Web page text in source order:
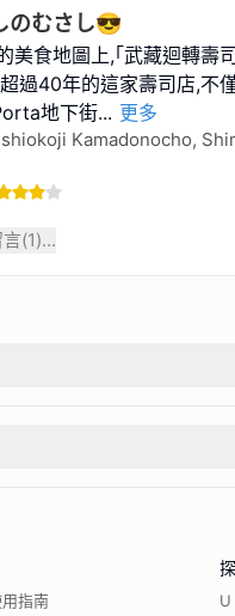
のむさし😎
美食地圖上,｢武藏迴轉壽
過40年的這家壽司店,不
地下街... 更多
Kamadonocho,
(1)...
指南